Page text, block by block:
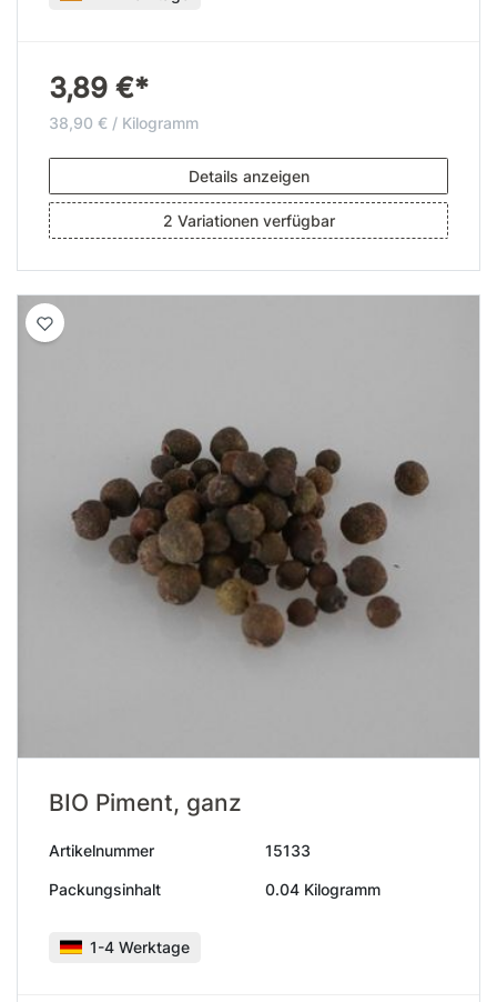
3,89 €*
38,90 € / Kilogramm
Details anzeigen
2 Variationen verfügbar
BIO Piment, ganz
Artikelnummer 15133
Packungsinhalt 0.04 Kilogramm
1-4 Werktage